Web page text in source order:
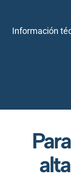
Información